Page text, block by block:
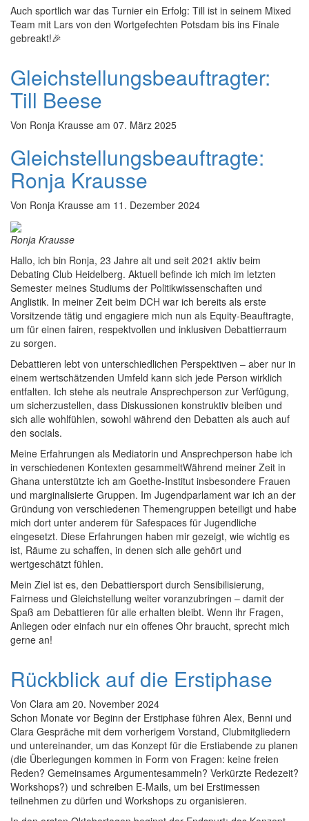
Auch sportlich war das Turnier ein Erfolg: Till ist in seinem Mixed
Team mit Lars von den Wortgefechten Potsdam bis ins Finale
gebreakt!🎉
Gleichstellungsbeauftragter:
Till Beese
Von Ronja Krausse am 07. März 2025
Gleichstellungsbeauftragte:
Ronja Krausse
Von Ronja Krausse am 11. Dezember 2024
Ronja Krausse
Hallo, ich bin Ronja, 23 Jahre alt und seit 2021 aktiv beim
Debating Club Heidelberg. Aktuell befinde ich mich im letzten
Semester meines Studiums der Politikwissenschaften und
Anglistik. In meiner Zeit beim DCH war ich bereits als erste
Vorsitzende tätig und engagiere mich nun als Equity-Beauftragte,
um für einen fairen, respektvollen und inklusiven Debattierraum
zu sorgen.
Debattieren lebt von unterschiedlichen Perspektiven – aber nur in
einem wertschätzenden Umfeld kann sich jede Person wirklich
entfalten. Ich stehe als neutrale Ansprechperson zur Verfügung,
um sicherzustellen, dass Diskussionen konstruktiv bleiben und
sich alle wohlfühlen, sowohl während den Debatten als auch auf
den socials.
Meine Erfahrungen als Mediatorin und Ansprechperson habe ich
in verschiedenen Kontexten gesammeltWährend meiner Zeit in
Ghana unterstützte ich am Goethe-Institut insbesondere Frauen
und marginalisierte Gruppen. Im Jugendparlament war ich an der
Gründung von verschiedenen Themengruppen beteiligt und habe
mich dort unter anderem für Safespaces für Jugendliche
eingesetzt. Diese Erfahrungen haben mir gezeigt, wie wichtig es
ist, Räume zu schaffen, in denen sich alle gehört und
wertgeschätzt fühlen.
Mein Ziel ist es, den Debattiersport durch Sensibilisierung,
Fairness und Gleichstellung weiter voranzubringen – damit der
Spaß am Debattieren für alle erhalten bleibt. Wenn ihr Fragen,
Anliegen oder einfach nur ein offenes Ohr braucht, sprecht mich
gerne an!
Rückblick auf die Erstiphase
Von Clara am 20. November 2024
Schon Monate vor Beginn der Erstiphase führen Alex, Benni und
Clara Gespräche mit dem vorherigem Vorstand, Clubmitgliedern
und untereinander, um das Konzept für die Erstiabende zu planen
(die Überlegungen kommen in Form von Fragen: keine freien
Reden? Gemeinsames Argumentesammeln? Verkürzte Redezeit?
Workshops?) und schreiben E-Mails, um bei Erstimessen
teilnehmen zu dürfen und Workshops zu organisieren.